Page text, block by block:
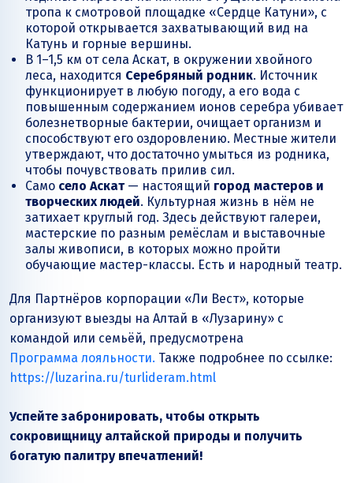
тропа к смотровой площадке «Сердце Катуни», с
которой открывается захватывающий вид на
Катунь и горные вершины.
В 1–1,5 км от села Аскат, в окружении хвойного
леса, находится Серебряный родник. Источник
функционирует в любую погоду, а его вода с
повышенным содержанием ионов серебра убивает
болезнетворные бактерии, очищает организм и
способствуют его оздоровлению. Местные жители
утверждают, что достаточно умыться из родника,
чтобы почувствовать прилив сил.
Само село Аскат— настоящий город мастеров и
творческих людей. Культурная жизнь в нём не
затихает круглый год. Здесь действуют галереи,
мастерские по разным ремёслам и выставочные
залы живописи, в которых можно пройти
обучающие мастер-классы. Есть и народный театр.
Для Партнёров корпорации «Ли Вест», которые
организуют выезды на Алтай в «Лузарину» с
командой или семьёй, предусмотрена
Программа лояльности. Также подробнее по ссылке:
https://luzarina.ru/turlideram.html
Успейте забронировать, чтобы открыть
сокровищницу алтайской природы и получить
богатую палитру впечатлений!